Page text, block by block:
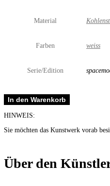
Material
Farben weiss
Serie/Edition
Hexagon
Menge
In den Warenkorb
HINWEIS:
Sie möchten das Kunstwerk vorab
Über den